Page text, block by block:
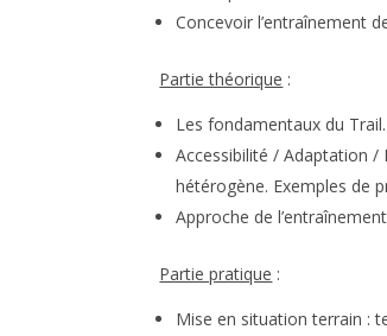
Concevoir l’entraînement
Partie théorique :
Les fondamentaux du Trail.
Accessibilité / Adaptation
hétérogène. Exemples de
Approche de
Partie pratique :
Mise en situation terrain :